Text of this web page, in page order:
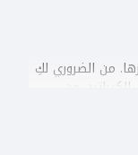
من الضروري لكِ
بدوره 95% من بُنية الشعر. يتكوّن الكيراتين من